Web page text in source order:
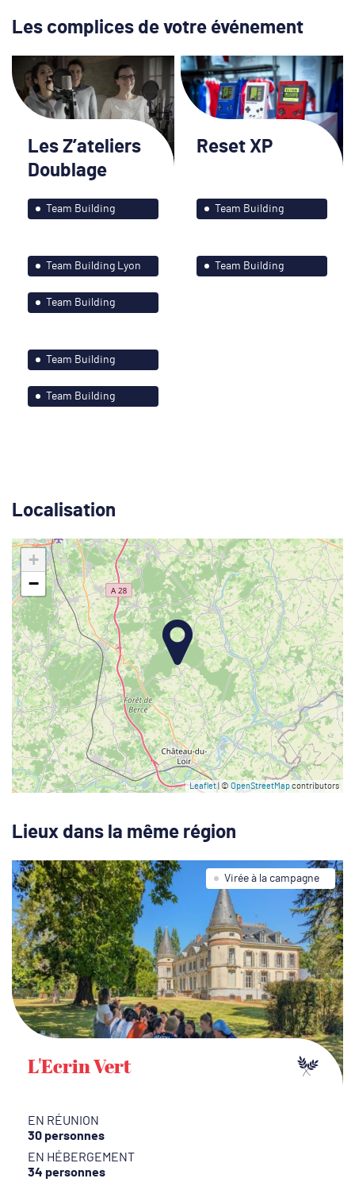
Les complices de votre événement
Les Z’ateliers
Doublage
Team Building
Team Building Lyon
Team Building
Team Building
Team Building
Reset XP
Team Building
Team Building
Localisation
+
−
Leaflet| © OpenStreetMapcontributors
Lieux dans la même région
Virée à la campagne
L'Ecrin Vert
EN RÉUNION
30 personnes
EN HÉBERGEMENT
34 personnes